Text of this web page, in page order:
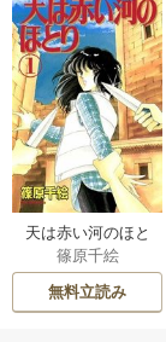
天は赤い河のほと
り
篠原千絵
無料立読み